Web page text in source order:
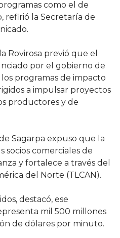
como el de
refirió la Secretaría de
Rovirosa previó que el
por el gobierno de
programas de impacto
a impulsar proyectos
productores y de
Sagarpa expuso que la
socios comerciales de
y fortalece a través del
del Norte (TLCAN).
destacó, ese
mil 500 millones
de dólares por minuto.